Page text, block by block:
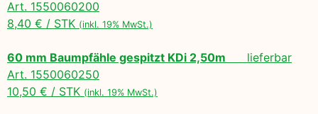
Art. 1550060200
8,40 € / STK (inkl. 19% MwSt.)
60 mm Baumpfähle gespitzt KDi 2,50m lieferbar
Art. 1550060250
10,50 € / STK (inkl. 19% MwSt.)